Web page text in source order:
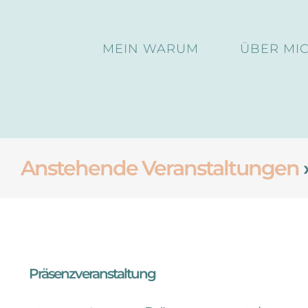
MEIN WARUM ÜBER
Anstehende Veranstaltungen
Präsenzveranstaltung